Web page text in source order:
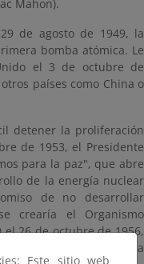
Mahon).
de agosto de 1949, la
bomba atómica. Le
el 3 de octubre de
países como China o
detener la proliferación
de 1953, el Presidente
para la paz", que abre
de la energía nuclear
de no desarrollar
crearía el Organismo
el 26 de octubre de 1956,
Unidas para la
Este sitio web